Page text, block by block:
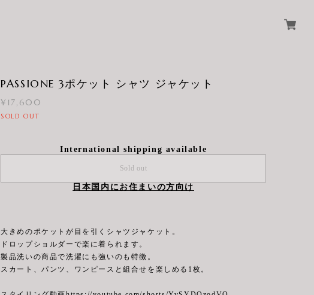
PASSIONE 3ポケット シャツ ジャケット
¥17,600
SOLD OUT
International shipping available
Sold out
日本国内にお住まいの方向け
大きめのポケットが目を引くシャツジャケット。
ドロップショルダーで楽に着られます。
製品洗いの商品で洗濯にも強いのも特徴。
スカート、パンツ、ワンピースと組合せを楽しめる1枚。